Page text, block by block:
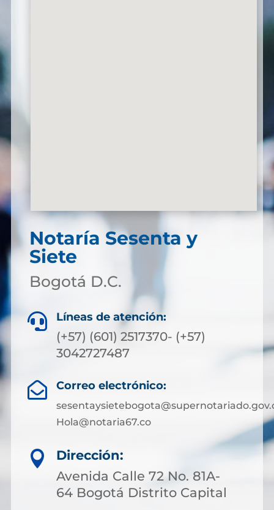
Notaría Sesenta y
Siete
Bogotá D.C.
 Líneas de atención:
(+57) (601) 2517370- (+57)
3042727487
 Correo electrónico:
Hola@notaria67.co

Dirección:
Avenida Calle 72 No. 81A-
64 Bogotá Distrito Capital